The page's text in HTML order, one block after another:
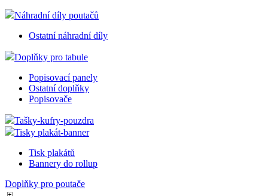
Náhradní díly poutačů
Ostatní náhradní díly
Doplňky pro tabule
Popisovací panely
Ostatní doplňky
Popisovače
Tašky-kufry-pouzdra
Tisky plakát-banner
Tisk plakátů
Bannery do rollup
Doplňky pro poutače